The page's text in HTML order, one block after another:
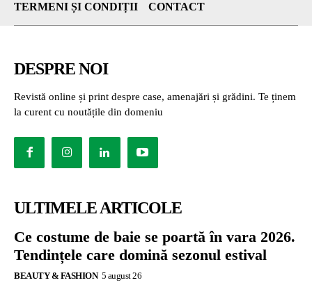
TERMENI ȘI CONDIȚII
CONTACT
DESPRE NOI
Revistă online și print despre case, amenajări și grădini. Te ținem
la curent cu noutățile din domeniu
ULTIMELE ARTICOLE
Ce costume de baie se poartă în vara 2026.
Tendințele care domină sezonul estival
BEAUTY & FASHION 5 august 26